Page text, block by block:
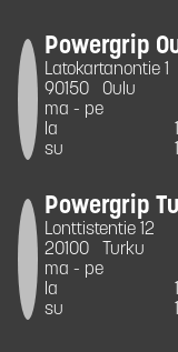
Powergrip
Latokartanontie 1
90150
Oulu
ma - pe
la
su
Powergrip
Lonttistentie 12
20100
Turku
ma - pe
la
su